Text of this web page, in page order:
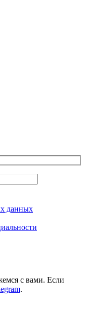
данных
с вами. Если
.